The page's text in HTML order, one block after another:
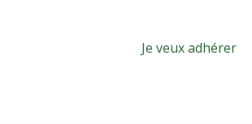
Je veux adhérer